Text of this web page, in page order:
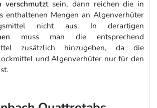
verschmutztsein, dann reichen die in
enthaltenen Mengen an Algenverhüter
nicht aus. In derartigen
muss man die entsprechend
zusätzlich hinzugeben, da die
und Algenverhüter nur für den